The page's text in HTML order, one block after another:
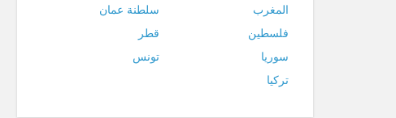
المغرب
سلطنة عمان
فلسطين
قطر
سوريا
تونس
تركيا